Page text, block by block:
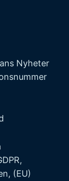
Nyheter
(EU)